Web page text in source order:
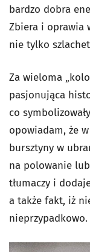
bardzo dobra
Zbiera i oprawia
nie tylko
Za wieloma
pasjonująca
co
opowiadam, że
bursztyny w
na polowanie
tłumaczy i
a także fakt, iż
nieprzypadkowo.